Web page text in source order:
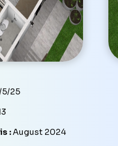
5/25
:August 2024